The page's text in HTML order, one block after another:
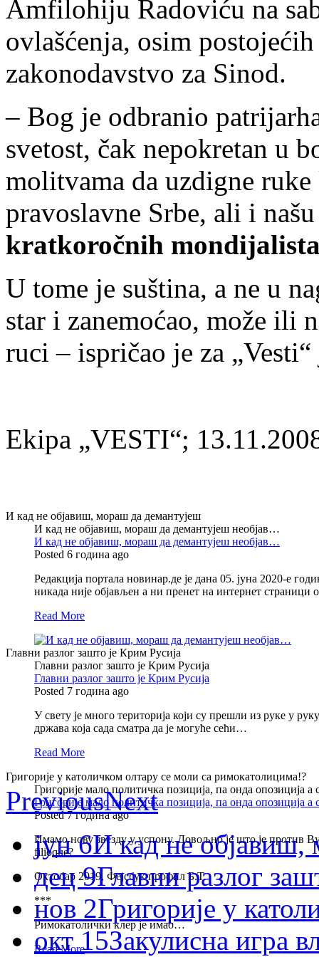
Amfilohiju Radoviću na
ovlašćenja, osim
zakonodavstvo za Sinod.
– Bog je odbranio
svetost, čak nepokretan u
molitvama da uzdigne
pravoslavne Srbe, ali i
kratkoročnih
U tome je suština, a ne u
star i zanemoćao, može ili
ruci – ispričao je za
Ekipa „VESTI“;
И кад не објавиш, мораш да демантујеш
И кад не објавиш, мораш да демантујеш необјав…
И кад не објавиш, мораш да демантујеш необјав…
Posted 6 година ago
Редакција портала новинар.де је дана 05. јуна 2020-е
никада није објављен а ни пренет на интернет страници
Read More
Главни разлог зашто је Крим Русија
Главни разлог зашто је Крим Русија
Главни разлог зашто је Крим Русија
Posted 7 година ago
У свету је много територија који су прешли из руке у
држава која сада сматра да је могуће сећи…
Read More
Григорије у католичком олтару се моли са римокатолицима!?
Григорије мало политичка позиција, па онда опозиција
Григорије мало политичка позиција, па онда опозиција
Posted 7 година ago
Имамо нову звезду у успону. Довољно је што је против
filioque?
Октобар 2019, Фејсбук профил Б.Т.
***
Римокатолички клер је имао…
Read More
PreviousNext
јун 6И кад не
дец 9Главни разлог
нов 2Григорије у
окт 15Закулисна игра